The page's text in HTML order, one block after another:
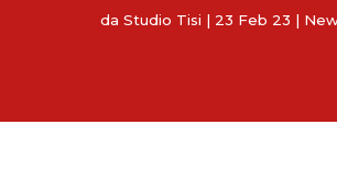
daStudio Tisi | 23 Feb 23 |